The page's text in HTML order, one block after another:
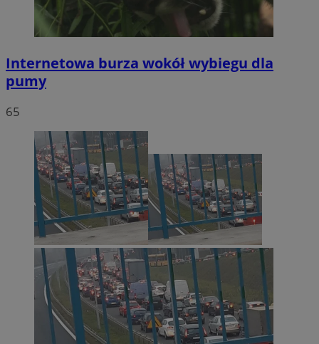
Internetowa burza wokół wybiegu dla
pumy
65